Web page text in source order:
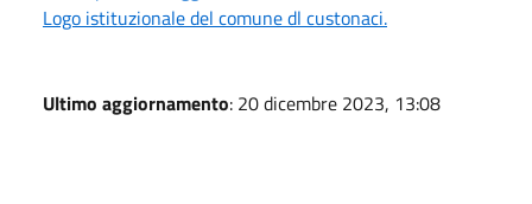
Logo istituzionale del comune dl custonaci.
Ultimo aggiornamento: 20 dicembre 2023, 13:08